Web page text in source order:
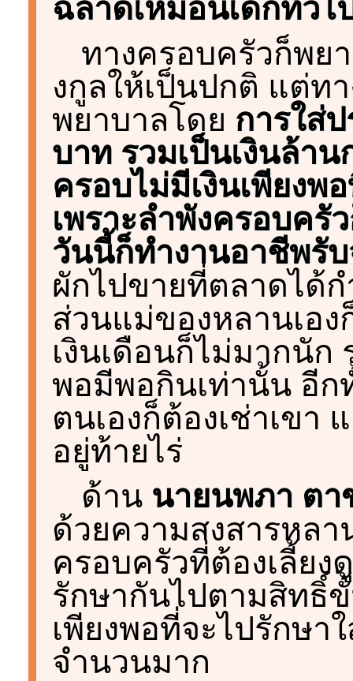
ฉลาดเหมือนเด็กทั่วไ
ทางครอบครัวก็พย
งกูลให้เป็นปกติ แต่ท
พยาบาลโดย การใส่
บาท รวมเป็นเงินล้า
ครอบไม่มีเงินเพียงพ
เพราะลำพังครอบค
วันนี้ก็ทำงานอาชีพรับ
ผักไปขายที่ตลาดได้
ส่วนแม่ของหลานเอ
เงินเดือนก็ไม่มากนัก
พอมีพอกินเท่านั้น อีก
ตนเองก็ต้องเช่าเขา
อยู่ท้ายไร่
ด้าน นายนพภา ตา
ด้วยความสงสารหล
ครอบครัวที่ต้องเลี้ย
รักษากันไปตามสิทธิ์
เพียงพอที่จะไปรักษา
จำนวนมาก